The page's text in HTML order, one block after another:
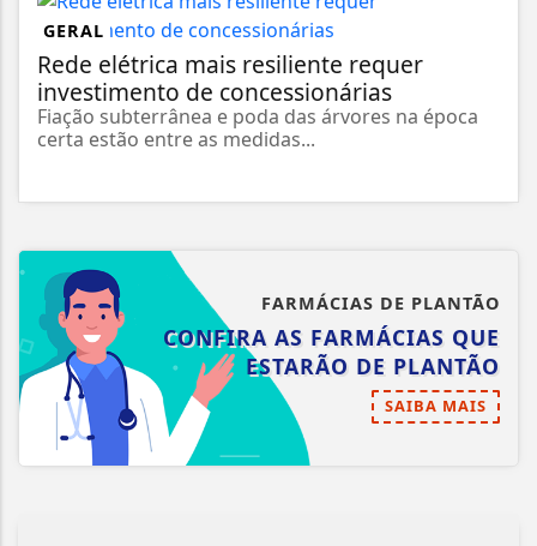
GERAL
Rede elétrica mais resiliente requer
investimento de concessionárias
Fiação subterrânea e poda das árvores na época
certa estão entre as medidas...
FARMÁCIAS DE PLANTÃO
CONFIRA AS FARMÁCIAS QUE
ESTARÃO DE PLANTÃO
SAIBA MAIS